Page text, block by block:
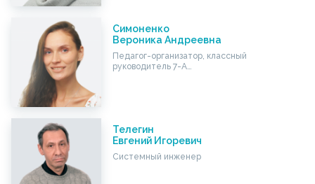
Симоненко
Вероника Андреевна
Педагог-организатор, классный
руководитель 7-А…
Телегин
Евгений Игоревич
Системный инженер